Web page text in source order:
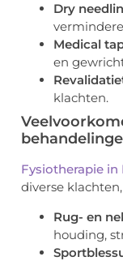
Dry
Medical
en
klachten.
Fysiotherapie
diverse klachten,
Rug- en
houding,